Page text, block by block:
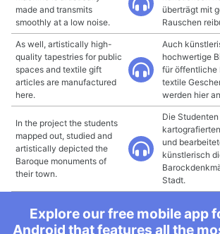
made and transmits
smoothly at a low noise.
überträgt mit
Rauschen
As well, artistically high-
quality tapestries for public
spaces and textile gift
articles are manufactured
here.
Auch
hochwertige
für öffentliche
textile
werden hier
In the project the students
mapped out, studied and
artistically depicted the
Baroque monuments of
their town.
Die Studenten
und
künstlerisch
Stadt.
Explore our free mobile app
Android that features all the